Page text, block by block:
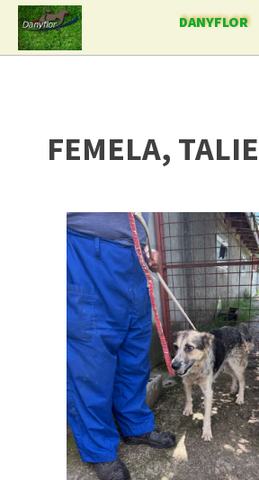
DANYFLOR
FEMELA,